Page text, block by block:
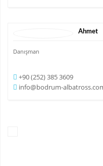
Ahmet
Danışman
+90 (252) 385 3609
info@bodrum-